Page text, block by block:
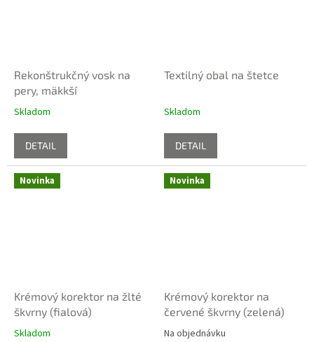
Rekonštrukčný vosk na
pery, mäkkší
Skladom
DETAIL
Textilný obal na štetce
Skladom
DETAIL
Novinka
Krémový korektor na žlté
škvrny (fialová)
Skladom
Novinka
Krémový korektor na
červené škvrny (zelená)
Na objednávku